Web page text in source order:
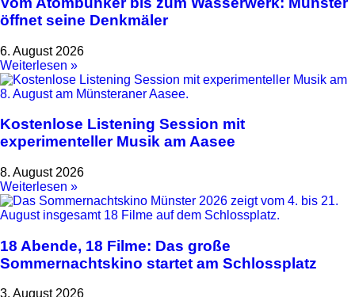
öffnet seine Denkmäler
6. August 2026
Weiterlesen »
Kostenlose Listening Session mit
experimenteller Musik am Aasee
8. August 2026
Weiterlesen »
18 Abende, 18 Filme: Das große
Sommernachtskino startet am Schlossplatz
3. August 2026